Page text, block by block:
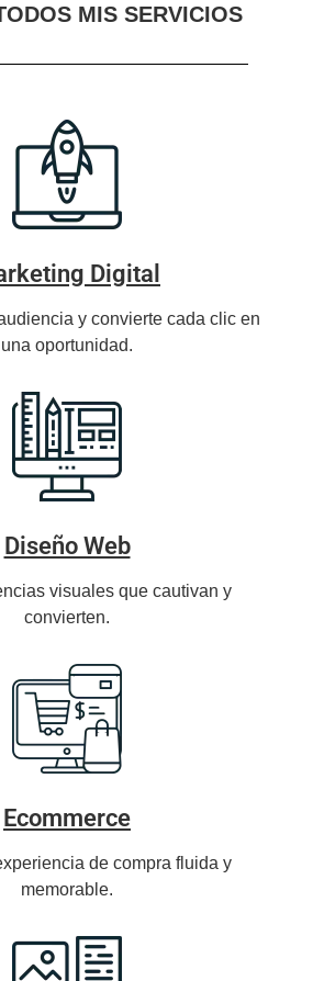
MIS SERVICIOS
Digital
y convierte cada clic en
una oportunidad.
Diseño Web
visuales que cautivan y
convierten.
Ecommerce
de compra fluida y
memorable.